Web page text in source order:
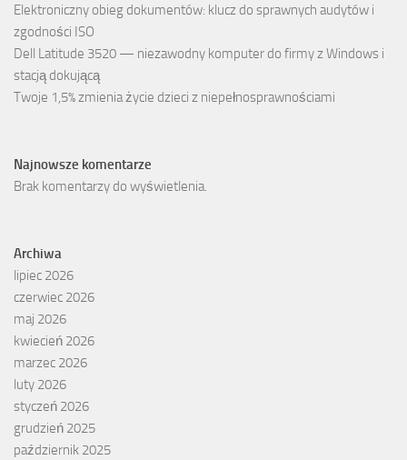
Elektroniczny obieg dokumentów: klucz do sprawnych audytów i
zgodności ISO
Dell Latitude 3520 — niezawodny komputer do firmy z Windows i
stacją dokującą
Twoje 1,5% zmienia życie dzieci z niepełnosprawnościami
Najnowsze komentarze
Brak komentarzy do wyświetlenia.
Archiwa
lipiec 2026
czerwiec 2026
maj 2026
kwiecień 2026
marzec 2026
luty 2026
styczeń 2026
grudzień 2025
październik 2025